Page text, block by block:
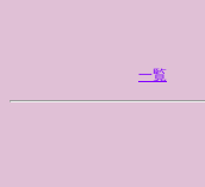
一覧